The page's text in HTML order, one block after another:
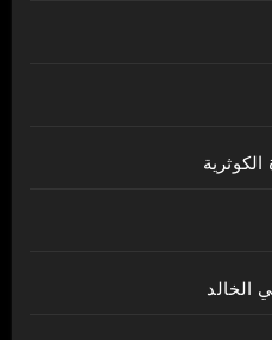
الخالد